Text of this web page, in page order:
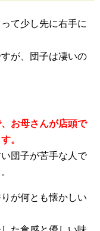
て少し先に右手に
が、団子は凄いの
お母さんが店頭で
。
団子が苦手な人で
が何とも懐かしい